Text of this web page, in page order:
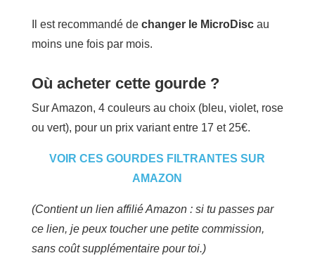
Il est recommandé dechanger le MicroDiscau
moins une fois par mois.
Où acheter cette gourde ?
Sur Amazon, 4 couleurs au choix (bleu, violet, rose
ou vert), pour un prix variant entre 17 et 25€.
VOIR CES GOURDES FILTRANTES SUR
AMAZON
(Contient un lien affilié Amazon : si tu passes par
ce lien, je peux toucher une petite commission,
sans coût supplémentaire pour toi.)